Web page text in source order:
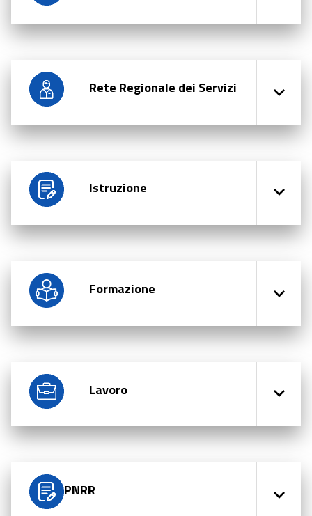
Rete Regionale dei Servizi
Istruzione
Formazione
Lavoro
PNRR